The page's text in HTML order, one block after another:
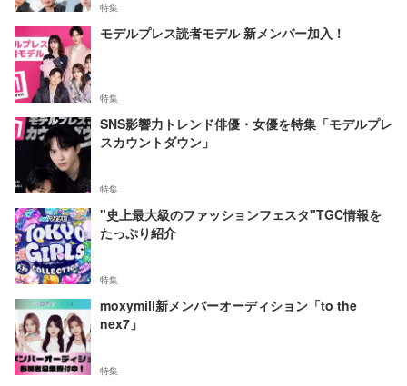
特集
モデルプレス読者モデル 新メンバー加入！
特集
SNS影響力トレンド俳優・女優を特集「モデルプレ
スカウントダウン」
特集
"史上最大級のファッションフェスタ"TGC情報を
たっぷり紹介
特集
moxymill新メンバーオーディション「to the
nex7」
特集